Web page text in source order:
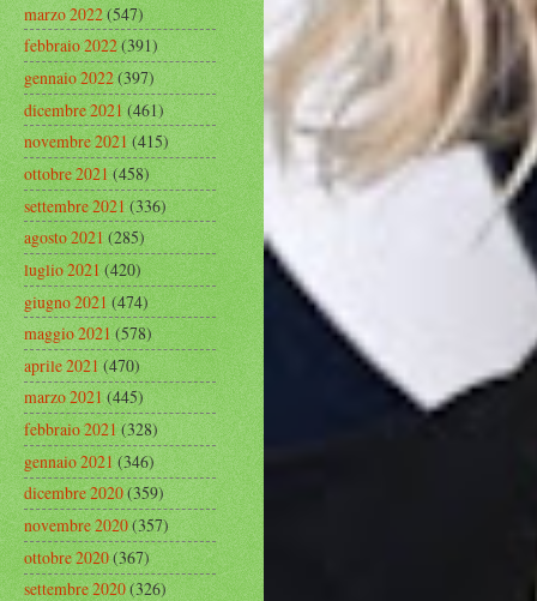
marzo 2022(547)
febbraio 2022(391)
gennaio 2022(397)
dicembre 2021(461)
novembre 2021(415)
ottobre 2021(458)
settembre 2021(336)
agosto 2021(285)
luglio 2021(420)
giugno 2021(474)
maggio 2021(578)
aprile 2021(470)
marzo 2021(445)
febbraio 2021(328)
gennaio 2021(346)
dicembre 2020(359)
novembre 2020(357)
ottobre 2020(367)
settembre 2020(326)